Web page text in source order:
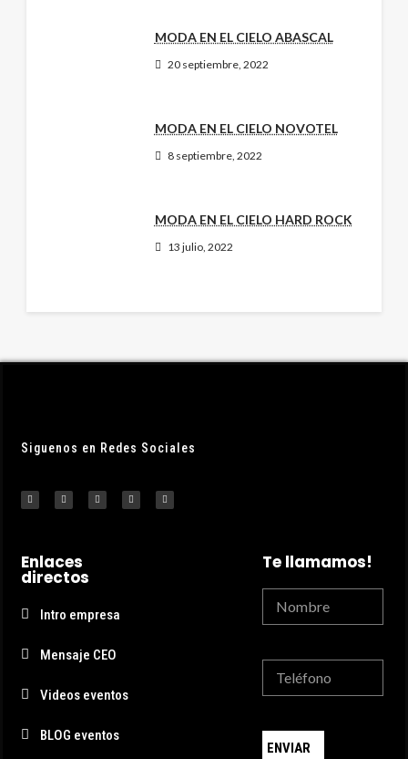
MODA EN EL CIELO ABASCAL
20 septiembre, 2022
MODA EN EL CIELO NOVOTEL
8 septiembre, 2022
MODA EN EL CIELO HARD ROCK
13 julio, 2022
Siguenos en Redes Sociales
Enlaces
directos
Intro empresa
Mensaje CEO
Videos eventos
BLOG eventos
Te llamamos!
ENVIAR